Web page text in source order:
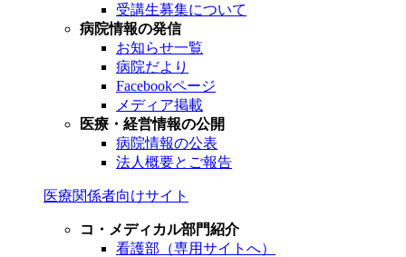
受講生募集について
病院情報の発信
お知らせ一覧
病院だより
Facebookページ
メディア掲載
医療・経営情報の公開
病院情報の公表
法人概要とご報告
医療関係者向けサイト
コ・メディカル部門紹介
看護部（専用サイトへ）